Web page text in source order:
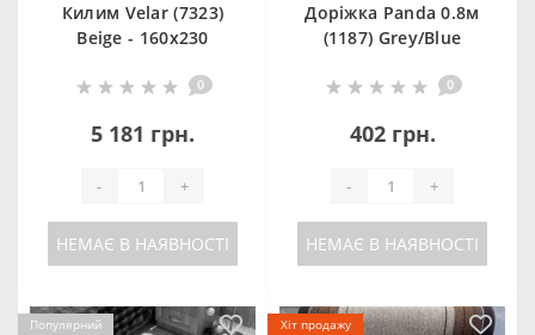
Килим Velar (7323)
Beige - 160х230
0
5 181 грн.
- +
НЕМАЄ В НАЯВНОСТІ
Доріжка Panda 0.8м
(1187) Grey/Blue
0
402 грн.
- +
НЕМАЄ В НАЯВНОСТІ
Популярний
Хіт продажу